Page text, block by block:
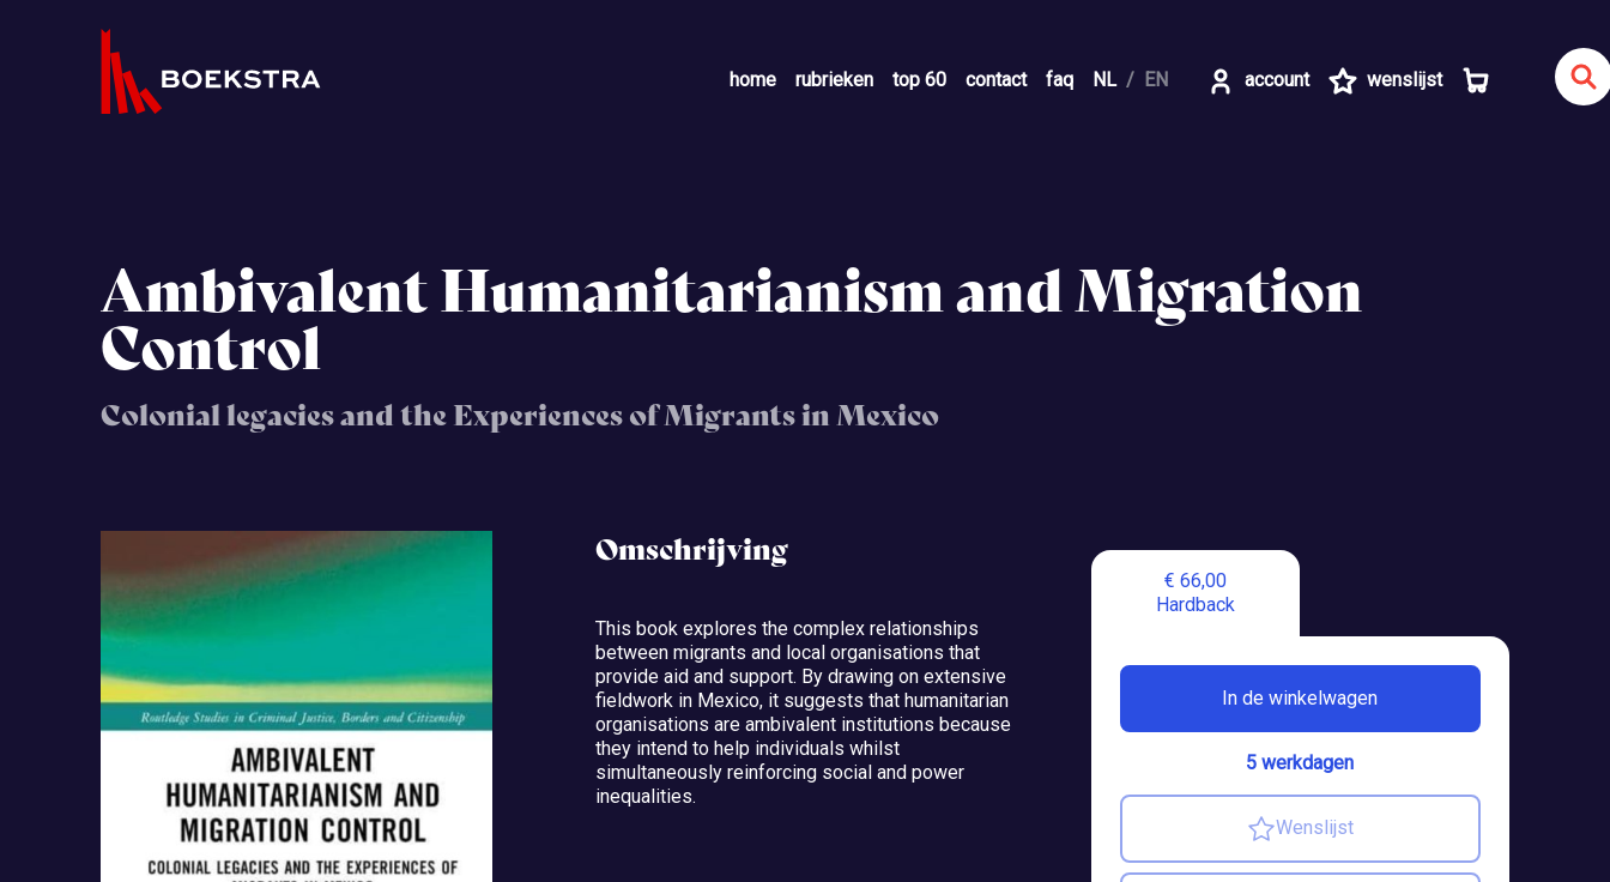
home rubrieken top 60 contact faq NL EN account wenslijst
Ambivalent Humanitarianism and Migration
Control
Colonial legacies and the Experiences of Migrants in Mexico
Omschrijving
This book explores the complex relationships
between migrants and local organisations that
provide aid and support. By drawing on extensive
fieldwork in Mexico, it suggests that humanitarian
organisations are ambivalent institutions because
they intend to help individuals whilst
simultaneously reinforcing social and power
inequalities.
€ 66,00
Hardback
In de winkelwagen
5 werkdagen
Wenslijst